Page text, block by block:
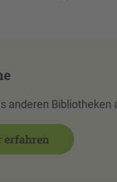
by
Usercentrics Consent
anderen Bibliotheken
erfahren